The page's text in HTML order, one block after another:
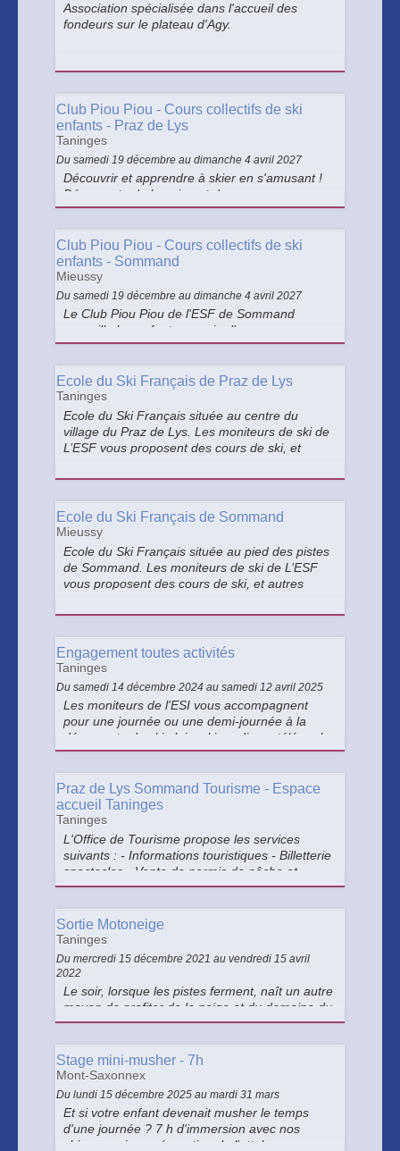
Association spécialisée dans l'accueil des
fondeurs sur le plateau d'Agy.
Club Piou Piou - Cours collectifs de ski
enfants - Praz de Lys
Taninges
Du samedi 19 décembre au dimanche 4 avril 2027
Découvrir et apprendre à skier en s'amusant !
Découverte de la neige et de son
environnement sous forme de jeux.
Club Piou Piou - Cours collectifs de ski
enfants - Sommand
Mieussy
Du samedi 19 décembre au dimanche 4 avril 2027
Le Club Piou Piou de l'ESF de Sommand
accueille les enfants au sein d' un espace
aménagé sécurisé comprenant une remontée
exclusivement aux enfants en cours à l'ESF.
Ecole du Ski Français de Praz de Lys
Taninges
Ecole du Ski Français située au centre du
village du Praz de Lys. Les moniteurs de ski de
L’ESF vous proposent des cours de ski, et
particuliers .
Ecole du Ski Français de Sommand
Mieussy
Ecole du Ski Français située au pied des pistes
de Sommand. Les moniteurs de ski de L’ESF
vous proposent des cours de ski, et autres
Engagement toutes activités
Taninges
Du samedi 14 décembre 2024 au samedi 12 avril 2025
Les moniteurs de l'ESI vous accompagnent
pour une journée ou une demi-journée à la
découverte du ski alpin, ski nordique, télémark
ou encore biathlon.
Praz de Lys Sommand Tourisme - Espace
accueil Taninges
Taninges
L'Office de Tourisme propose les services
suivants : - Informations touristiques - Billetterie
spectacles - Vente de permis de pêche et
accès aux terrains de tennis - Accès Wifi gratuit
postales...)
Sortie Motoneige
Taninges
Du mercredi 15 décembre 2021 au vendredi 15 avril
2022
Le soir, lorsque les pistes ferment, naît un autre
moyen de profiter de la neige et du domaine du
Praz de Lys : la motoneige.
Stage mini-musher - 7h
Mont-Saxonnex
Du lundi 15 décembre 2025 au mardi 31 mars
Et si votre enfant devenait musher le temps
d'une journée ? 7 h d'immersion avec nos
chiens : soins, préparation de l'attelage,